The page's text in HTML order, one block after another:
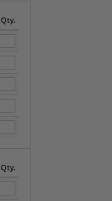
Qty.
Qty.